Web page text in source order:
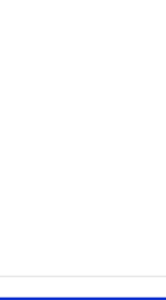
bei uns direkt
oder Teile
bei uns direkt
und